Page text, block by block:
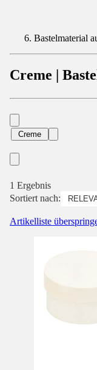
Bastelmaterial
Creme |
Creme
1 Ergebnis
Sortiert nach:
Artikelliste